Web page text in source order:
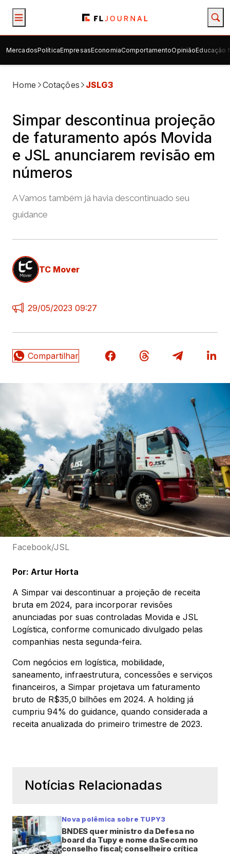
MercadosPolíticaEmpresasEconomiaComportamentoOpiniãoEducação
Home Cotações JSLG3
Simpar descontinua projeção
de faturamento após Movida
e JSL anunciarem revisão em
números
A Vamos também já havia descontinuado seu
guidance
TC Mover
29/05/2023 09:27
Facebook/JSL
Por: Artur Horta
A Simpar vai descontinuar a projeção de receita
bruta em 2024, para incorporar revisões
anunciadas por suas controladas Movida e JSL
Logística, conforme comunicado divulgado pelas
companhias nesta segunda-feira.
Com negócios em logística, mobilidade,
saneamento, infraestrutura, concessões e serviços
financeiros, a Simpar projetava um faturamento
bruto de R$35,0 bilhões em 2024. A holding já
cumpriu 94% do guidance, quando considerada a
receita anualizada do primeiro trimestre de 2023.
Notícias Relacionadas
Nova polêmica sobre TUPY3
BNDES quer ministro da Defesa no
board da Tupy e nome da Secom no
conselho fiscal; conselheiro crítica